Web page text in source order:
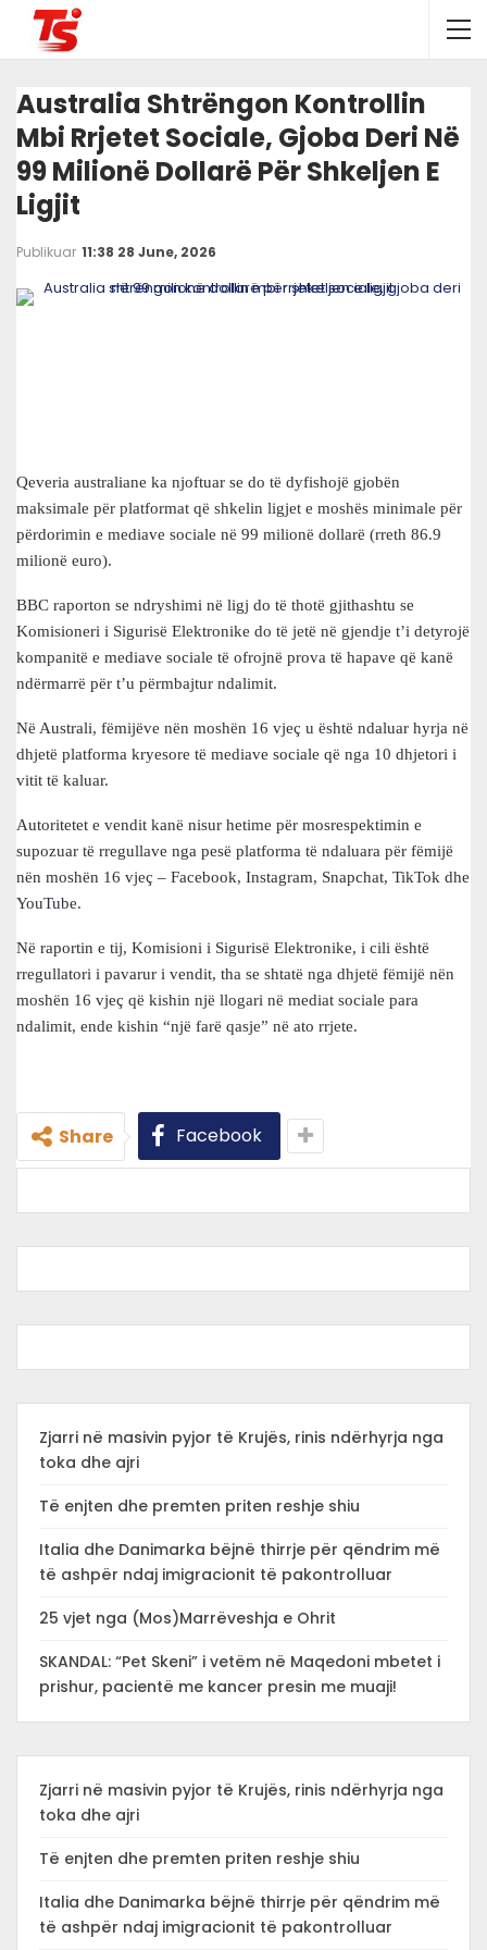
Australia Shtrëngon Kontrollin
Mbi Rrjetet Sociale, Gjoba Deri Në
99 Milionë Dollarë Për Shkeljen E
Ligjit
Publikuar 11:38 28 June, 2026
Qeveria australiane ka njoftuar se do të dyfishojë gjobën
maksimale për platformat që shkelin ligjet e moshës minimale për
përdorimin e mediave sociale në 99 milionë dollarë (rreth 86.9
milionë euro).
BBC raporton se ndryshimi në ligj do të thotë gjithashtu se
Komisioneri i Sigurisë Elektronike do të jetë në gjendje t’i detyrojë
kompanitë e mediave sociale të ofrojnë prova të hapave që kanë
ndërmarrë për t’u përmbajtur ndalimit.
Në Australi, fëmijëve nën moshën 16 vjeç u është ndaluar hyrja në
dhjetë platforma kryesore të mediave sociale që nga 10 dhjetori i
vitit të kaluar.
Autoritetet e vendit kanë nisur hetime për mosrespektimin e
supozuar të rregullave nga pesë platforma të ndaluara për fëmijë
nën moshën 16 vjeç – Facebook, Instagram, Snapchat, TikTok dhe
YouTube.
Në raportin e tij, Komisioni i Sigurisë Elektronike, i cili është
rregullatori i pavarur i vendit, tha se shtatë nga dhjetë fëmijë nën
moshën 16 vjeç që kishin një llogari në mediat sociale para
ndalimit, ende kishin “një farë qasje” në ato rrjete.
Share Facebook
Zjarri në masivin pyjor të Krujës, rinis ndërhyrja nga
toka dhe ajri
Të enjten dhe premten priten reshje shiu
Italia dhe Danimarka bëjnë thirrje për qëndrim më
të ashpër ndaj imigracionit të pakontrolluar
25 vjet nga (Mos)Marrëveshja e Ohrit
SKANDAL: “Pet Skeni” i vetëm në Maqedoni mbetet i
prishur, pacientë me kancer presin me muaji!
Zjarri në masivin pyjor të Krujës, rinis ndërhyrja nga
toka dhe ajri
Të enjten dhe premten priten reshje shiu
Italia dhe Danimarka bëjnë thirrje për qëndrim më
të ashpër ndaj imigracionit të pakontrolluar